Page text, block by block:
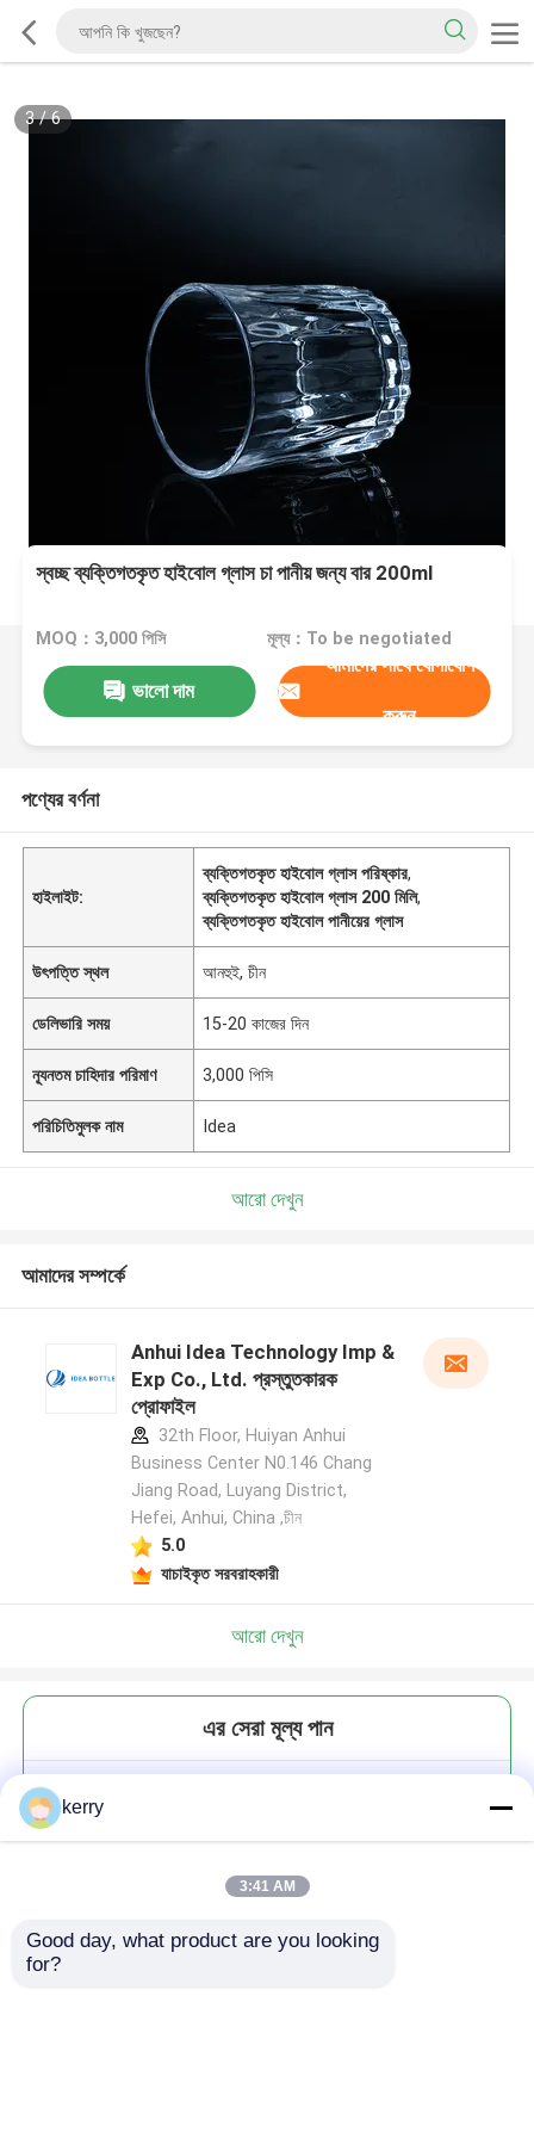
3/6
স্বচ্ছ ব্যক্তিগতকৃত হাইবোল গ্লাস চা পানীয় জন্য বার 200ml
MOQ：3,000 পিসি মূল্য：To be negotiated
ভালো দাম
আমাদের সাথে যোগাযোগ
করুন
পণ্যের বর্ণনা
হাইলাইট:
ব্যক্তিগতকৃত হাইবোল গ্লাস পরিষ্কার,
ব্যক্তিগতকৃত হাইবোল গ্লাস 200 মিলি,
ব্যক্তিগতকৃত হাইবোল পানীয়ের গ্লাস
উৎপত্তি স্থল আনহুই, চীন
ডেলিভারি সময় 15-20 কাজের দিন
ন্যূনতম চাহিদার পরিমাণ 3,000 পিসি
পরিচিতিমুলক নাম Idea
আরো দেখুন
আমাদের সম্পর্কে
Anhui Idea Technology Imp &
Exp Co., Ltd. প্রস্তুতকারক
প্রোফাইল
32th Floor, Huiyan Anhui
Business Center N0.146 Chang
Jiang Road, Luyang District,
Hefei, Anhui, China ,চীন
5.0
যাচাইকৃত সরবরাহকারী
আরো দেখুন
এর সেরা মূল্য পান
kerry
3:41 AM
Good day, what product are you looking
for?